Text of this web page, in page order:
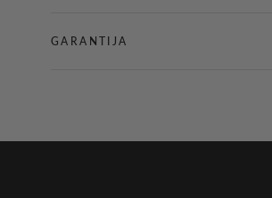
GARANTIJA